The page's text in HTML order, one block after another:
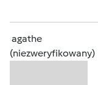
agathe
(niezweryfikowany)